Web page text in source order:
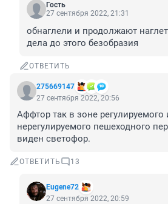
Гость
27 сентября 2022, 21:31
обнаглели и продолжают
дела до этого безобразия
ОТВЕТИТЬ
275669147
27 сентября 2022, 20:56
Аффтор так в зоне регулируемого
нерегулируемого пешеходного
виден светофор.
ОТВЕТИТЬ 13
Eugene72
27 сентября 2022, 20:59